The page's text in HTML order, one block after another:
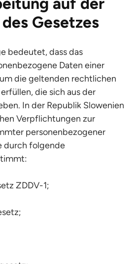
Gesetzes
bedeutet, dass das
Daten einer
die geltenden rechtlichen
die sich aus der
In der Republik Slowenien
Verpflichtungen zur
personenbezogener
durch folgende
ZDDV-1;